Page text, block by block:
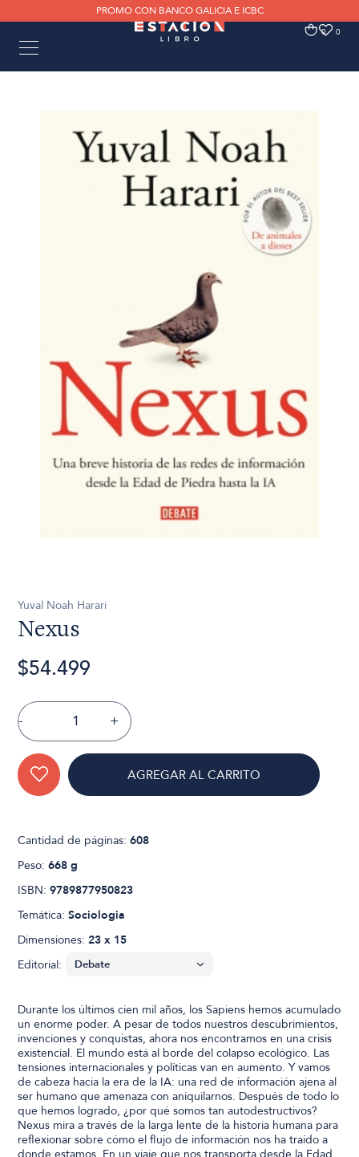
PROMO CON BANCO GALICIA E ICBC
0 0
Yuval Noah Harari
Nexus
$54.499
- +
AGREGAR AL CARRITO
Cantidad de páginas:608
Peso:668 g
ISBN:9789877950823
Temática:Sociologia
Dimensiones:23 x 15
Editorial:
Durante los últimos cien mil años, los Sapiens hemos acumulado
un enorme poder. A pesar de todos nuestros descubrimientos,
invenciones y conquistas, ahora nos encontramos en una crisis
existencial. El mundo está al borde del colapso ecológico. Las
tensiones internacionales y políticas van en aumento. Y vamos
de cabeza hacia la era de la IA: una red de información ajena al
ser humano que amenaza con aniquilarnos. Después de todo lo
que hemos logrado, ¿por qué somos tan autodestructivos?
Nexus mira a través de la larga lente de la historia humana para
reflexionar sobre cómo el flujo de información nos ha traído a